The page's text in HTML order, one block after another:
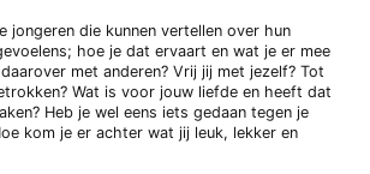
jongeren die kunnen vertellen over hun
hoe je dat ervaart en wat je er mee
met anderen? Vrij jij met jezelf? Tot
Wat is voor jouw liefde en heeft dat
Heb je wel eens iets gedaan tegen je
kom je er achter wat jij leuk, lekker en